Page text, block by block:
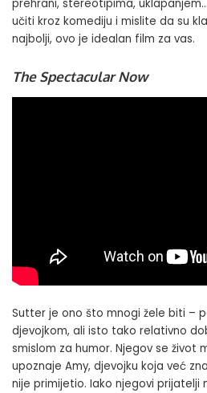
prehrani, stereotipima,
učiti kroz komediju i mislite da su
najbolji, ovo je idealan film za vas.
The Spectacular Now
Sutter je ono što mnogi žele biti –
djevojkom, ali isto tako relativno
smislom za humor. Njegov se život
upoznaje Amy, djevojku koja već
nije primijetio. Iako njegovi prijatelji